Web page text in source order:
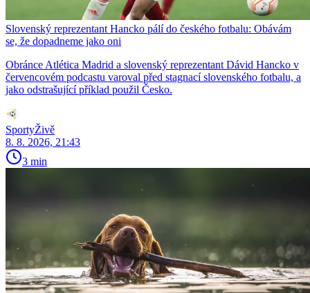
Slovenský reprezentant Hancko pálí do českého fotbalu: Obávám
se, že dopadneme jako oni
Obránce Atlética Madrid a slovenský reprezentant Dávid Hancko v
červencovém podcastu varoval před stagnací slovenského fotbalu, a
jako odstrašující příklad použil Česko.
SportyŽivě
8. 8. 2026, 21:43
3 min